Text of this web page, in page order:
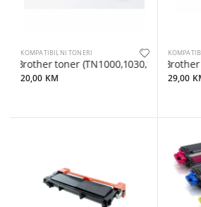
KOMPATIBILNI TONERI
Brother toner
20,00 KM 29,00